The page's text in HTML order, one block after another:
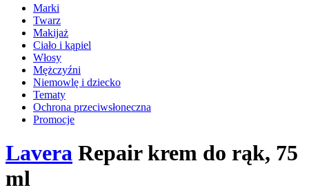
Marki
Twarz
Makijaż
Ciało i kąpiel
Włosy
Mężczyźni
Niemowlę i dziecko
Tematy
Ochrona przeciwsłoneczna
Promocje
Lavera Repair krem do rąk, 75
ml